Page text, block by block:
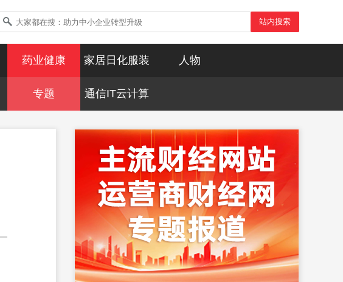
站内搜索
药业健康 家居日化服装 人物
专题 通信IT云计算